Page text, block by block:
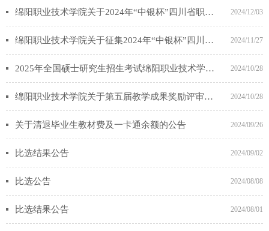
2024/12/03
绵阳职业技术学院关于2024年“中银杯”四川省职业院校技能大赛人力资源服务赛项合作企业的公示
2024/11/27
绵阳职业技术学院关于征集2024年“中银杯”四川省职业院校技能大赛（高职组）“人力资源服务”赛项合作企业的公告
2024/10/28
2025年全国硕士研究生招生考试绵阳职业技术学院报考点（5141）报名信息网上确认公告
2024/10/28
绵阳职业技术学院关于第五届教学成果奖励评审结果公示
2024/09/26
关于清退毕业生教材费及一卡通余额的公告
2024/09/02
比选结果公告
2024/08/08
比选公告
2024/08/01
比选结果公告